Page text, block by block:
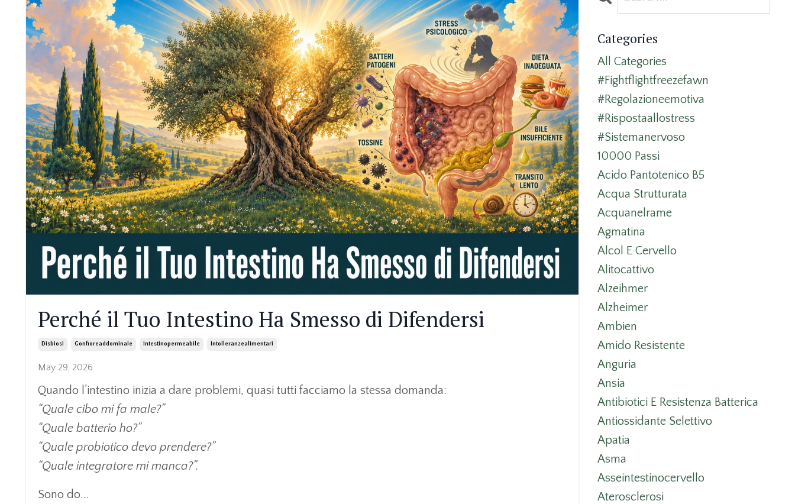
Perché il Tuo Intestino Ha Smesso di Difendersi
Disbiosi Gonfioreaddominale Intestinopermeabile Intolleranzealimentari
May 29, 2026
Quando l’intestino inizia a dare problemi, quasi tutti facciamo la stessa domanda:
“Quale cibo mi fa male?”
“Quale batterio ho?”
“Quale probiotico devo prendere?”
“Quale integratore mi manca?”.
Sono do...
Categories
All Categories
#fightflightfreezefawn
#regolazioneemotiva
#rispostaallostress
#sistemanervoso
10000 Passi
Acido Pantotenico B5
Acqua Strutturata
Acquanelrame
Agmatina
Alcol E Cervello
Alitocattivo
Alzeihmer
Alzheimer
Ambien
Amido Resistente
Anguria
Ansia
Antibiotici E Resistenza Batterica
Antiossidante Selettivo
Apatia
Asma
Asseintestinocervello
Aterosclerosi